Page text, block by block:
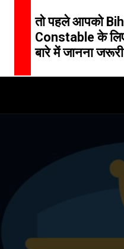
तो पहले आपको
Constable के
बारे में जानना